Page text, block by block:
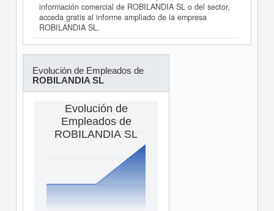
información comercial de ROBILANDIA SL o del sector,
acceda gratis al informe ampliado de la empresa
ROBILANDIA SL.
Evolución de Empleados de
ROBILANDIA SL
Evolución de
Empleados de
ROBILANDIA SL